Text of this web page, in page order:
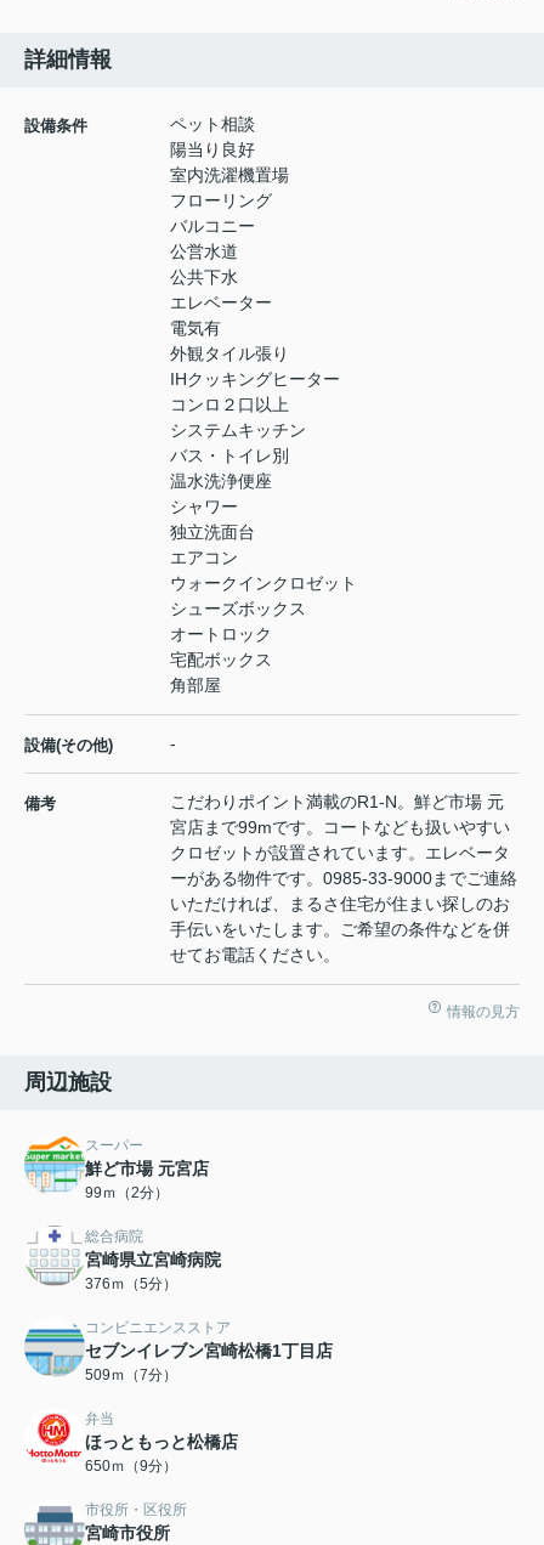
詳細情報
設備条件
ペット相談
陽当り良好
室内洗濯機置場
フローリング
バルコニー
公営水道
公共下水
エレベーター
電気有
外観タイル張り
IHクッキングヒーター
コンロ２口以上
システムキッチン
バス・トイレ別
温水洗浄便座
シャワー
独立洗面台
エアコン
ウォークインクロゼット
シューズボックス
オートロック
宅配ボックス
角部屋
設備(その他) -
備考
こだわりポイント満載のR1-N。鮮ど市場 元
宮店まで99mです。コートなども扱いやすい
クロゼットが設置されています。エレベータ
ーがある物件です。0985-33-9000までご連絡
いただければ、まるさ住宅が住まい探しのお
手伝いをいたします。ご希望の条件などを併
せてお電話ください。
情報の見方
周辺施設
スーパー
鮮ど市場 元宮店
99ｍ（2分）
総合病院
宮崎県立宮崎病院
376ｍ（5分）
コンビニエンスストア
セブンイレブン宮崎松橋1丁目店
509ｍ（7分）
弁当
ほっともっと松橋店
650ｍ（9分）
市役所・区役所
宮崎市役所